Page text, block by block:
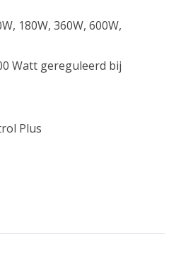
180W, 360W, 600W,
Watt gereguleerd bij
Plus